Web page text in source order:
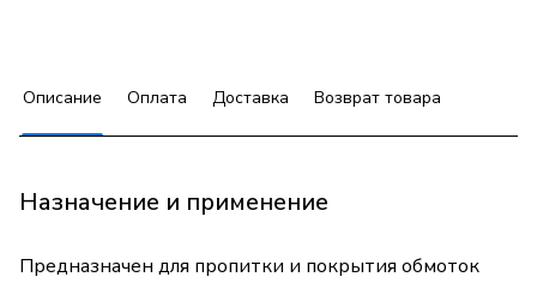
Описание Оплата Доставка Возврат товара
Назначение и применение
Предназначен для пропитки и покрытия обмоток